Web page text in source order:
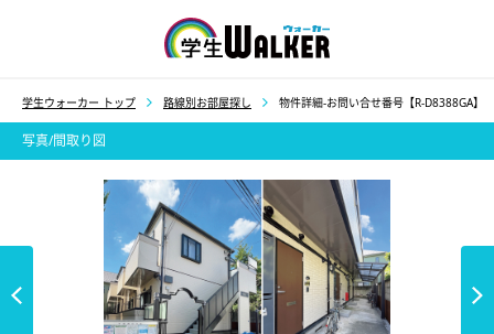
学生ウォーカー トップ 路線別お部屋探し 物件詳細-お問い合せ番号【R-D8388GA】
写真/間取り図